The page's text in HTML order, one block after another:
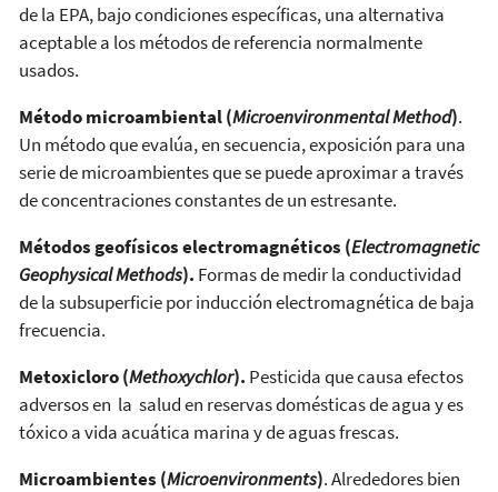
de la EPA, bajo condiciones específicas, una alternativa
aceptable a los métodos de referencia normalmente
usados.
Método microambiental (Microenvironmental Method).
Un método que evalúa, en secuencia, exposición para una
serie de microambientes que se puede aproximar a través
de concentraciones constantes de un estresante.
Métodos geofísicos electromagnéticos (Electromagnetic
Geophysical Methods). Formas de medir la conductividad
de la subsuperficie por inducción electromagnética de baja
frecuencia.
Metoxicloro (Methoxychlor). Pesticida que causa efectos
adversos en la salud en reservas domésticas de agua y es
tóxico a vida acuática marina y de aguas frescas.
Microambientes (Microenvironments). Alrededores bien